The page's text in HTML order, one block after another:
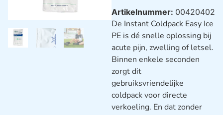
Artikelnummer: 00420402
De Instant Coldpack Easy Ice
PE is dé snelle oplossing bij
acute pijn, zwelling of letsel.
Binnen enkele seconden
zorgt dit
gebruiksvriendelijke
coldpack voor directe
verkoeling. En dat zonder